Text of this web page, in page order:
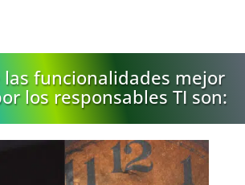
las funcionalidades mejor
los responsables TI son: